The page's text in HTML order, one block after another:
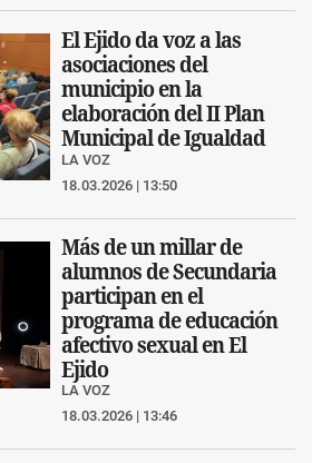
El Ejido da voz a las
asociaciones del
municipio en la
elaboración del II Plan
Municipal de Igualdad
LA VOZ
18.03.2026 | 13:50
Más de un millar de
alumnos de Secundaria
participan en el
programa de educación
afectivo sexual en El
Ejido
LA VOZ
18.03.2026 | 13:46